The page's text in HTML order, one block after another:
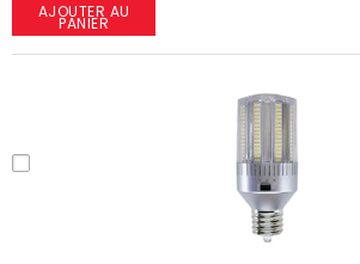
AJOUTER AU
PANIER